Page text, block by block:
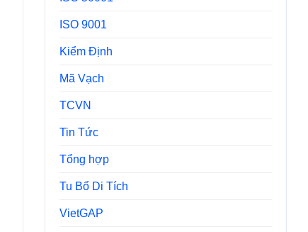
ISO 9001
Kiểm Định
Mã Vạch
TCVN
Tin Tức
Tổng hợp
Tu Bổ Di Tích
VietGAP